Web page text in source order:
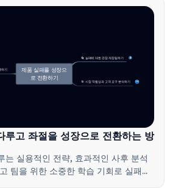
🔄 실패에 대한 관점 재정립하기 4
기
🎯 시장 적합성과 고객 요구 분석하기 14
제품 실패를 성장으
로 전환하기
루고 좌절을 성장으로 전환하는 방
는 실용적인 전략, 효과적인 사후 분석
팀을 위한 소중한 학습 기회로 실패를